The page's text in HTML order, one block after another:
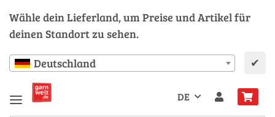
Wähle dein Lieferland, um Preise und Artikel für
deinen Standort zu sehen.
Deutschland ✔
DE